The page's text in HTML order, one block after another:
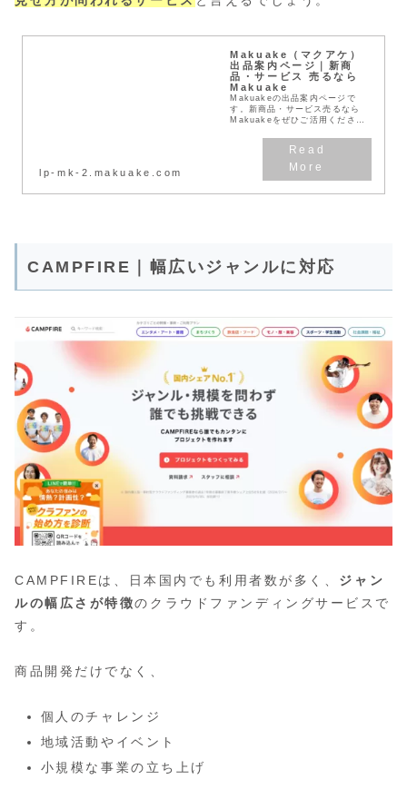
Makuake（マクアケ）
出品案内ページ｜新商
品・サービス 売るなら
Makuake
Makuakeの出品案内ページで
す。新商品・サービス売るなら
Makuakeをぜひご活用くださ
ーム力。月平均のメディア掲載数
10,000件以...
lp-mk-2.makuake.com
CAMPFIRE｜幅広いジャンルに対応
CAMPFIREは、日本国内でも利用者数が多く、 ジャン
ルの幅広さが特徴のクラウドファンディングサービスで
す。
商品開発だけでなく、
個人のチャレンジ
地域活動やイベント
小規模な事業の立ち上げ